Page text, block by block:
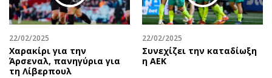
Παιδεία
Υγεία
Πολιτική
Βουλευτικές 2026
Αρθρογραφία
The Hill
Υγεία
Αγγελίες
22/02/2025
Χαρακίρι για την
Άρσεναλ, πανηγύρια για
τη Λίβερπουλ
22/02/2025
Συνεχίζει την καταδίωξη
η ΑΕΚ